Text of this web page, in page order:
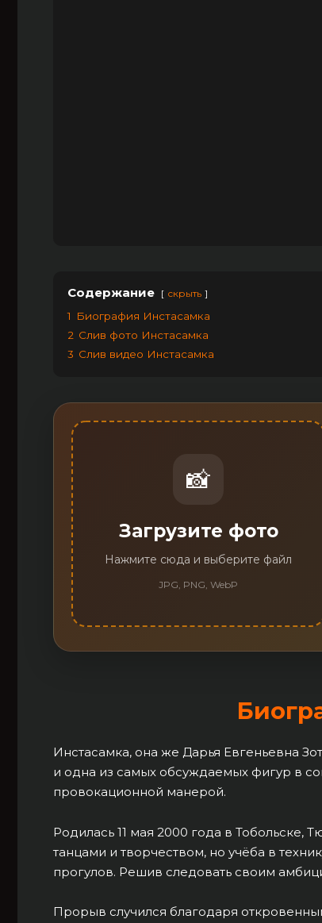
Содержание скрыть
1
Биография Инстасамка
2 Слив фото Инстасамка
3 Слив видео Инстасамка
📸
Загрузите фото
Нажмите сюда и выберите файл
JPG, PNG, WebP
Инстасамка, она же Дарья Евгеньевна
и одна из самых обсуждаемых фигур в
провокационной манерой.
Родилась 11 мая 2000 года в Тобольске,
танцами и творчеством, но учёба в
прогулов. Решив следовать своим
Прорыв случился благодаря